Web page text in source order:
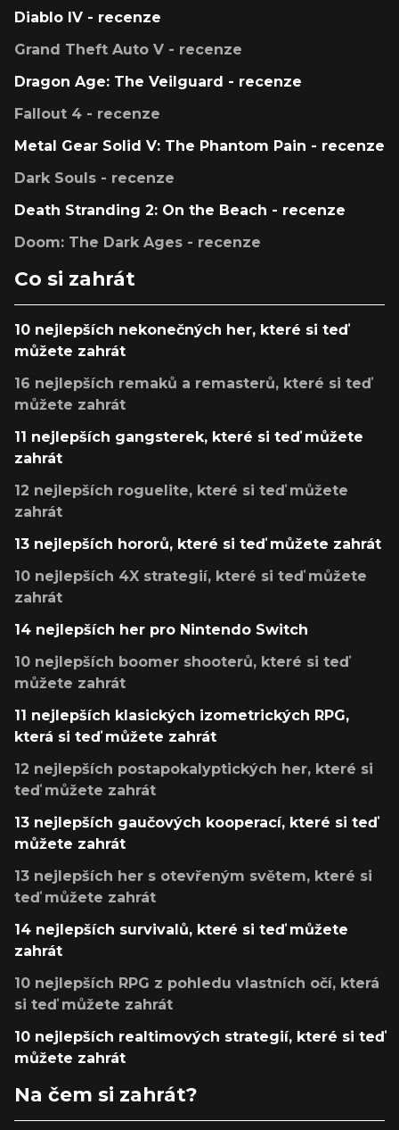
Diablo IV - recenze
Grand Theft Auto V - recenze
Dragon Age: The Veilguard - recenze
Fallout 4 - recenze
Metal Gear Solid V: The Phantom Pain - recenze
Dark Souls - recenze
Death Stranding 2: On the Beach - recenze
Doom: The Dark Ages - recenze
Co si zahrát
10 nejlepších nekonečných her, které si teď
můžete zahrát
16 nejlepších remaků a remasterů, které si teď
můžete zahrát
11 nejlepších gangsterek, které si teď můžete
zahrát
12 nejlepších roguelite, které si teď můžete
zahrát
13 nejlepších hororů, které si teď můžete zahrát
10 nejlepších 4X strategií, které si teď můžete
zahrát
14 nejlepších her pro Nintendo Switch
10 nejlepších boomer shooterů, které si teď
můžete zahrát
11 nejlepších klasických izometrických RPG,
která si teď můžete zahrát
12 nejlepších postapokalyptických her, které si
teď můžete zahrát
13 nejlepších gaučových kooperací, které si teď
můžete zahrát
13 nejlepších her s otevřeným světem, které si
teď můžete zahrát
14 nejlepších survivalů, které si teď můžete
zahrát
10 nejlepších RPG z pohledu vlastních očí, která
si teď můžete zahrát
10 nejlepších realtimových strategií, které si teď
můžete zahrát
Na čem si zahrát?